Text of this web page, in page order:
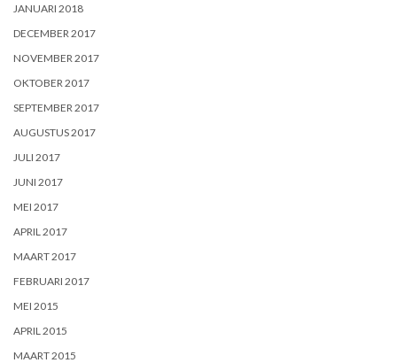
JANUARI 2018
DECEMBER 2017
NOVEMBER 2017
OKTOBER 2017
SEPTEMBER 2017
AUGUSTUS 2017
JULI 2017
JUNI 2017
MEI 2017
APRIL 2017
MAART 2017
FEBRUARI 2017
MEI 2015
APRIL 2015
MAART 2015